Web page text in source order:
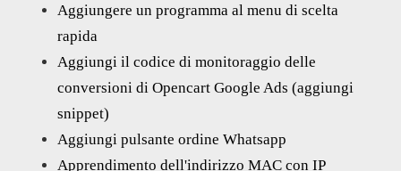
Aggiungere un programma al menu di scelta
rapida
Aggiungi il codice di monitoraggio delle
conversioni di Opencart Google Ads (aggiungi
snippet)
Aggiungi pulsante ordine Whatsapp
Apprendimento dell'indirizzo MAC con IP